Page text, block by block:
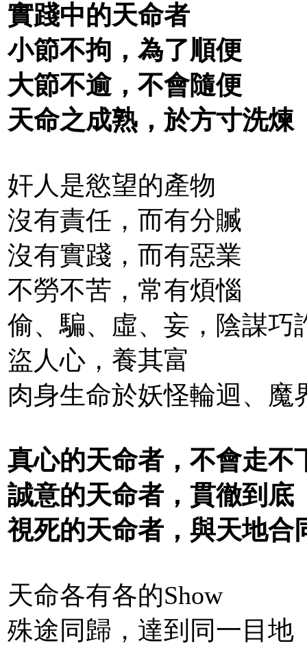
實踐中的天命者
小節不拘，為了順便
大節不逾，不會隨便
天命之成熟，於方寸洗煉
奸人是慾望的產物
沒有責任，而有分贓
沒有實踐，而有惡業
不勞不苦，常有煩惱
偷、騙、虛、妄，陰謀巧
盜人心，養其富
肉身生命於妖怪輪迴、魔
真心的天命者，不會走不
誠意的天命者，貫徹到底
視死的天命者，與天地合
天命各有各的Show
殊途同歸，達到同一目地